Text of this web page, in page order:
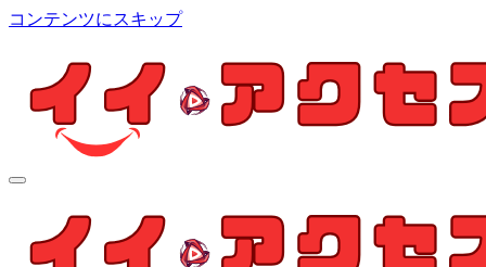
コンテンツにスキップ